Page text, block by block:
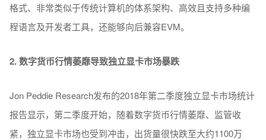
格式、非常类似于传统计算机的体系架构、高效且支持多种编
程语言及开发者工具，还能够向后兼容EVM。
2. 数字货币行情萎靡导致独立显卡市场暴跌
Jon Peddie Research发布的2018年第二季度独立显卡市场统计
报告显示，第二季度开始，随着数字货币行情萎靡、监管收
紧，独立显卡市场也受到冲击，出货量很快跌至大约1100万